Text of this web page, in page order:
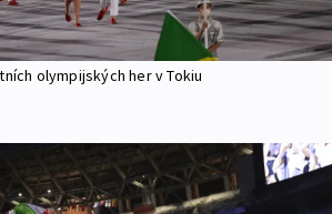
olympijských her v Tokiu